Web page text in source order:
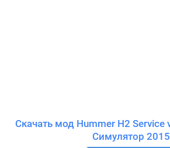
Скачать мод Hummer H2
Симулятор 2015